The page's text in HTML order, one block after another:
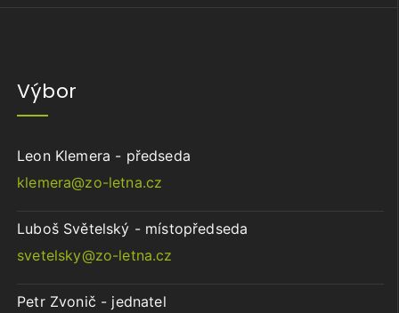
Výbor
Leon Klemera - předseda
klemera@zo-letna.cz
Luboš Světelský - místopředseda
svetelsky@zo-letna.cz
Petr Zvonič - jednatel